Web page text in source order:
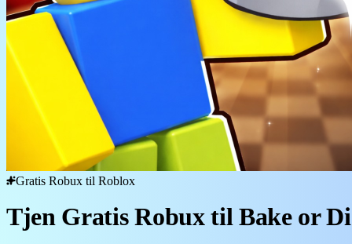
Gratis Robux til Roblox
Tjen Gratis Robux til Bake or